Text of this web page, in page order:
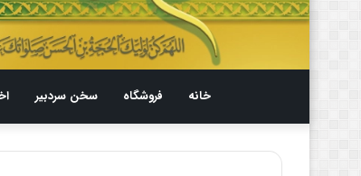
خانه فروشگاه سخن سردبیر